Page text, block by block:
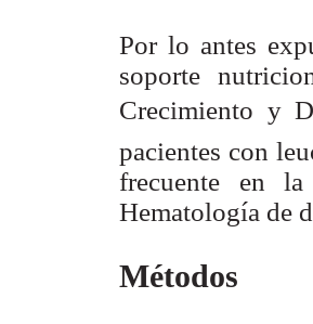
Por lo antes
soporte
Crecimiento y
pacientes con
frecuente en
Hematología de
Métodos